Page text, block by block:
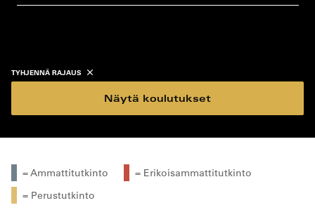
TYHJENNÄ RAJAUS
Näytä koulutukset
= Ammattitutkinto
= Erikoisammattitutkinto
= Perustutkinto